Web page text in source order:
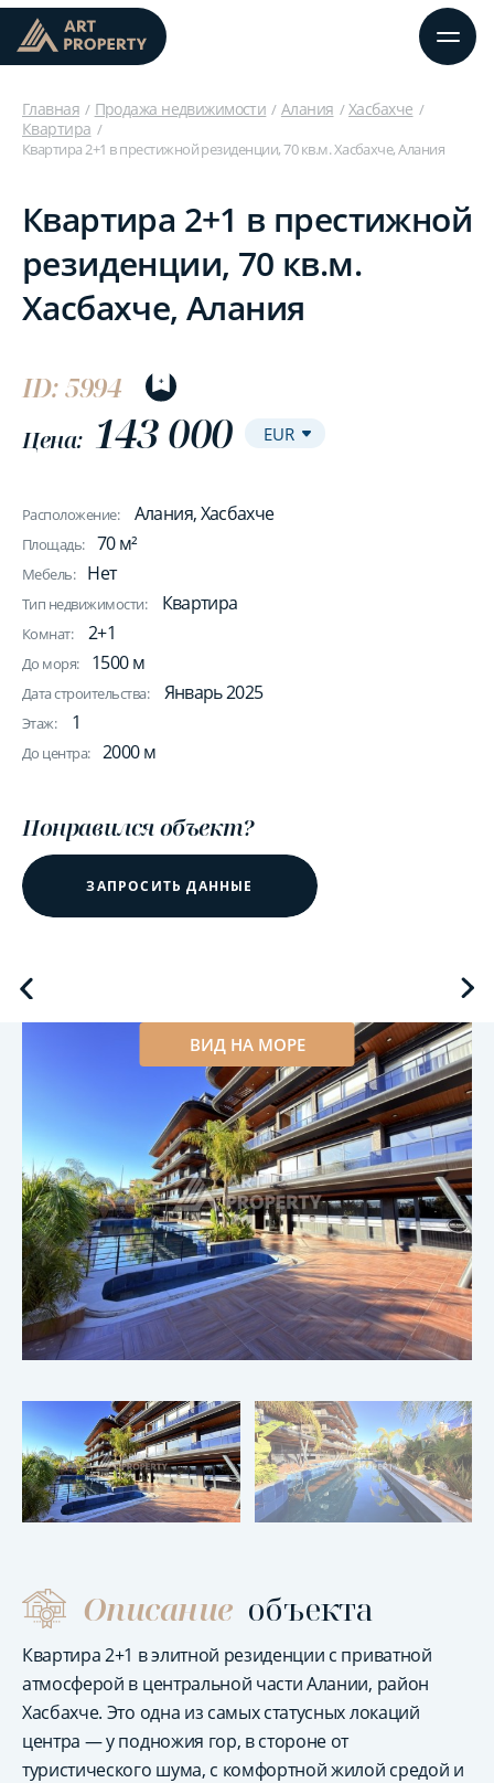
Главная Продажа недвижимости Алания
Хасбахче
Квартира
Квартира 2+1 в престижной резиденции, 70 кв.м. Хасбахче, Алания
Квартира 2+1 в престижной
резиденции, 70 кв.м.
Хасбахче, Алания
ID: 5994
Цена: 143 000
Расположение: Алания, Хасбахче
Площадь: 70 м²
Мебель: Нет
Тип недвижимости: Квартира
Комнат: 2+1
До моря: 1500 м
Дата строительства: Январь 2025
Этаж: 1
До центра: 2000 м
Понравился объект?
ЗАПРОСИТЬ ДАННЫЕ
ВИД НА МОРЕ
Описание объекта
Квартира 2+1 в элитной резиденции с приватной
атмосферой в центральной части Алании, район
Хасбахче. Это одна из самых статусных локаций
центра — у подножия гор, в стороне от
туристического шума, с комфортной жилой средой и